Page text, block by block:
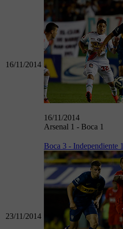
16/11/2014
16/11/2014
Arsenal 1 - Boca 1
23/11/2014
Boca 3 - Independiente 1